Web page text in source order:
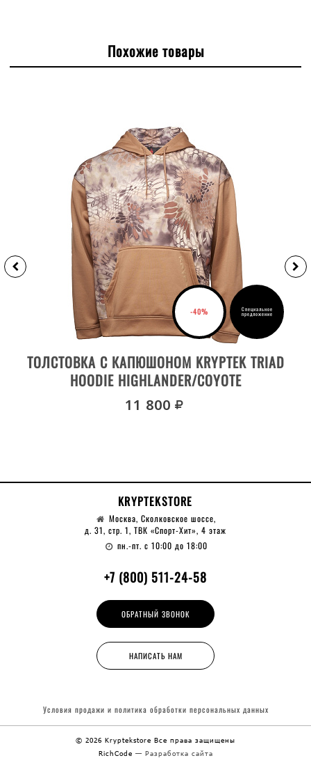
Похожие товары
-40% Специальное
предложение
ТОЛСТОВКА С КАПЮШОНОМ KRYPTEK TRIAD
HOODIE HIGHLANDER/COYOTE
11 800
KRYPTEKSTORE
Москва, Сколковское шоссе,
д. 31, стр. 1, ТВК «Спорт-Хит», 4 этаж
пн.-пт. с 10:00 до 18:00
+7 (800) 511-24-58
ОБРАТНЫЙ ЗВОНОК
НАПИСАТЬ НАМ
Условия продажи и политика обработки персональных данных
© 2026 Kryptekstore Все права защищены
RichCode — Разработка сайта